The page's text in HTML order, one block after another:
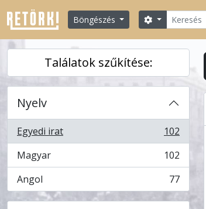
Skip to main content
Böngészés
Keresés
Search options
Találatok szűkítése:
Nyelv
Egyedi irat
, 102 eredmények
102
Magyar
, 102 eredmények
102
Angol
, 77 eredmények 77